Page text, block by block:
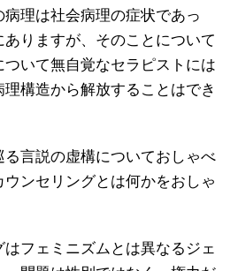
理は社会病理の症状であっ
りますが、そのことについて
いて無自覚なセラピストには
構造から解放することはでき
る言説の虚構についておしゃべ
ンセリングとは何かをおしゃ
フェミニズムとは異なるジェ